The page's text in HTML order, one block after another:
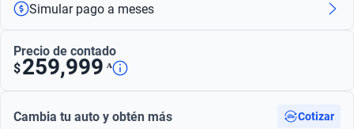
Simular pago a meses
Precio de contado
$259,999 ᴬ
Cambia tu auto y obtén más
Cotizar